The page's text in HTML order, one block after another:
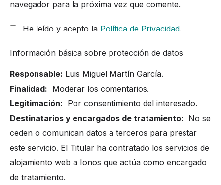
navegador para la próxima vez que comente.
He leído y acepto la Política de Privacidad.
Información básica sobre protección de datos
Responsable: Luis Miguel Martín García.
Finalidad: Moderar los comentarios.
Legitimación: Por consentimiento del interesado.
Destinatarios y encargados de tratamiento: No se
ceden o comunican datos a terceros para prestar
este servicio. El Titular ha contratado los servicios de
alojamiento web a Ionos que actúa como encargado
de tratamiento.